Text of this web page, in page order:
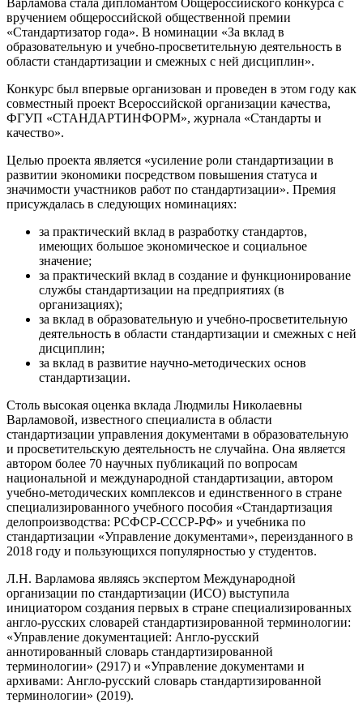
вручением общероссийской общественной премии
«Стандартизатор года». В номинации «За вклад в
образовательную и учебно-просветительную деятельность в
области стандартизации и смежных с ней дисциплин».
Конкурс был впервые организован и проведен в этом году как
совместный проект Всероссийской организации качества,
ФГУП «СТАНДАРТИНФОРМ», журнала «Стандарты и
качество».
Целью проекта является «усиление роли стандартизации в
развитии экономики посредством повышения статуса и
значимости участников работ по стандартизации». Премия
присуждалась в следующих номинациях:
за практический вклад в разработку стандартов,
имеющих большое экономическое и социальное
значение;
за практический вклад в создание и функционирование
службы стандартизации на предприятиях (в
организациях);
за вклад в образовательную и учебно-просветительную
деятельность в области стандартизации и смежных с ней
дисциплин;
за вклад в развитие научно-методических основ
стандартизации.
Столь высокая оценка вклада Людмилы Николаевны
Варламовой, известного специалиста в области
стандартизации управления документами в образовательную
и просветительскую деятельность не случайна. Она является
автором более 70 научных публикаций по вопросам
национальной и международной стандартизации, автором
учебно-методических комплексов и единственного в стране
специализированного учебного пособия «Стандартизация
делопроизводства: РСФСР-СССР-РФ» и учебника по
стандартизации «Управление документами», переизданного в
2018 году и пользующихся популярностью у студентов.
Л.Н. Варламова являясь экспертом Международной
организации по стандартизации (ИСО) выступила
инициатором создания первых в стране специализированных
англо-русских словарей стандартизированной терминологии:
«Управление документацией: Англо-русский
аннотированный словарь стандартизированной
терминологии» (2917) и «Управление документами и
архивами: Англо-русский словарь стандартизированной
терминологии» (2019).